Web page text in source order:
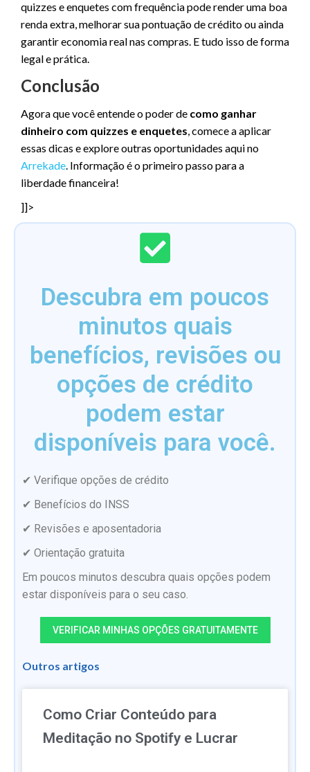
quizzes e enquetes com frequência pode render uma boa
renda extra, melhorar sua pontuação de crédito ou ainda
garantir economia real nas compras. E tudo isso de forma
legal e prática.
Conclusão
Agora que você entende o poder de como ganhar
dinheiro com quizzes e enquetes, comece a aplicar
essas dicas e explore outras oportunidades aqui no
Arrekade. Informação é o primeiro passo para a
liberdade financeira!
]]>
Descubra em poucos
minutos quais
benefícios, revisões ou
opções de crédito
podem estar
disponíveis para você.
✔ Verifique opções de crédito
✔ Benefícios do INSS
✔ Revisões e aposentadoria
✔ Orientação gratuita
Em poucos minutos descubra quais opções podem
estar disponíveis para o seu caso.
VERIFICAR MINHAS OPÇÕES GRATUITAMENTE
Outros artigos
Como Criar Conteúdo para
Meditação no Spotify e Lucrar